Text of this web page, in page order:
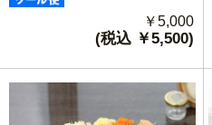
￥5,000
(税込 ￥5,500)